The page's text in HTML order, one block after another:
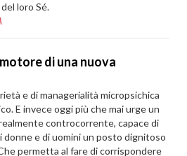
loro Sé.
di una nuova
e di managerialità micropsichica
E invece oggi più che mai urge un
controcorrente, capace di
donne e di uomini un posto dignitoso
permetta al fare di corrispondere